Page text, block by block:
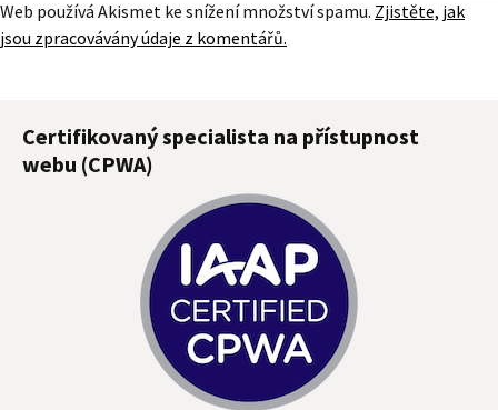
Web používá Akismet ke snížení množství spamu. Zjistěte, jak
jsou zpracovávány údaje z komentářů.
Certifikovaný specialista na přístupnost
webu (CPWA)